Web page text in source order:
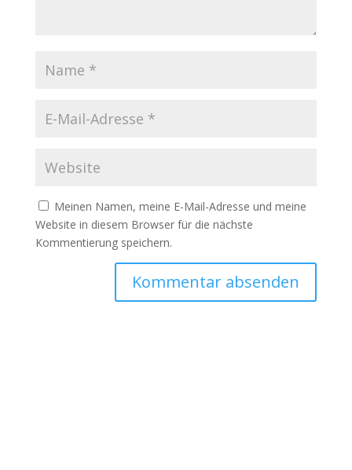
Meinen Namen, meine E-Mail-Adresse und meine
Website in diesem Browser für die nächste
Kommentierung speichern.